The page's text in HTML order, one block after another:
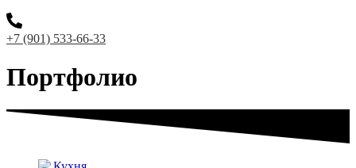
+7 (901) 533-66-33
Портфолио